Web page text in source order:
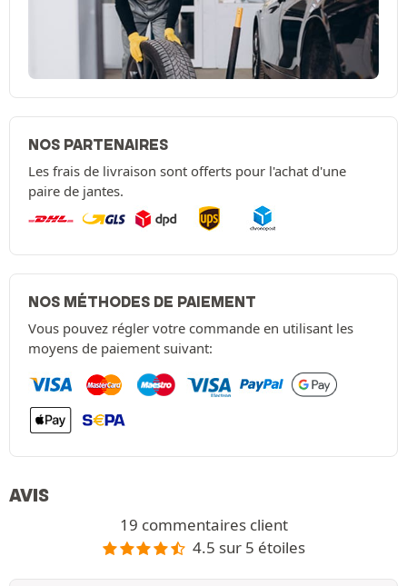
NOS PARTENAIRES
Les frais de livraison sont offerts pour l'achat d'une
paire de jantes.
NOS MÉTHODES DE PAIEMENT
Vous pouvez régler votre commande en utilisant les
moyens de paiement suivant:
AVIS
19 commentaires client
4.5 sur 5 étoiles